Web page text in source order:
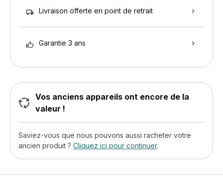
Livraison offerte en point de retrait
Garantie 3 ans
Vos anciens appareils ont encore de la
valeur !
Saviez-vous que nous pouvons aussi racheter votre
ancien produit ? Cliquez ici pour continuer.